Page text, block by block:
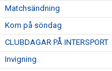
Matchsändning
Kom på söndag
CLUBDAGAR PÅ INTERSPORT
Invigning